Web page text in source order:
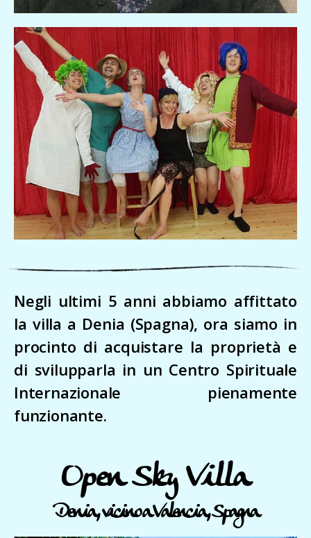
Negli ultimi 5 anni abbiamo affittato
la villa a Denia (Spagna), ora siamo in
procinto di acquistare la proprietà e
di svilupparla in un Centro Spirituale
Internazionale pienamente
funzionante.
Open Sky Villa
Denia, vicino a Valencia, Spagna